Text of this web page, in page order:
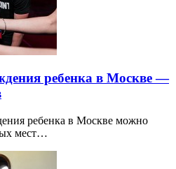
ребенка в Москве —
ребенка в Москве можно
мест…